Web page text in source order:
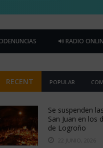
RADIO
RECENT POPULAR
Se suspenden
San Juan en los
de Logroño
22 JUNIO, 2026